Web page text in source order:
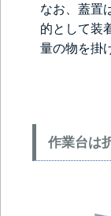
なお、蓋置
的として装
量の物を掛
作業台は